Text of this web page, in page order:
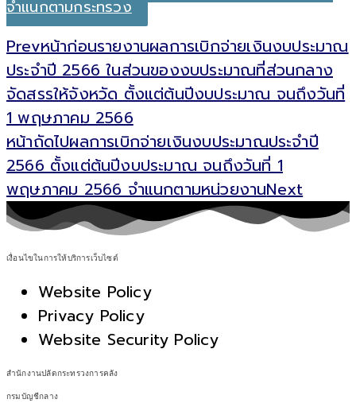
จำแนกตามกระทรวง
Prevหน้าก่อนรายงานผลการเบิกจ่ายเงินงบประมาณ
ประจำปี 2566 ในส่วนของงบประมาณที่ส่วนกลาง
จัดสรรให้จังหวัด ตั้งแต่ต้นปีงบประมาณ จนถึงวันที่
1 พฤษภาคม 2566
หน้าถัดไปผลการเบิกจ่ายเงินงบประมาณประจำปี
2566 ตั้งแต่ต้นปีงบประมาณ จนถึงวันที่ 1
พฤษภาคม 2566 จำแนกตามหน่วยงานNext
เงื่อนไขในการให้บริการเว็บไซต์
Website Policy
Privacy Policy
Website Security Policy
สำนักงานปลัดกระทรวงการคลัง
กรมบัญชีกลาง